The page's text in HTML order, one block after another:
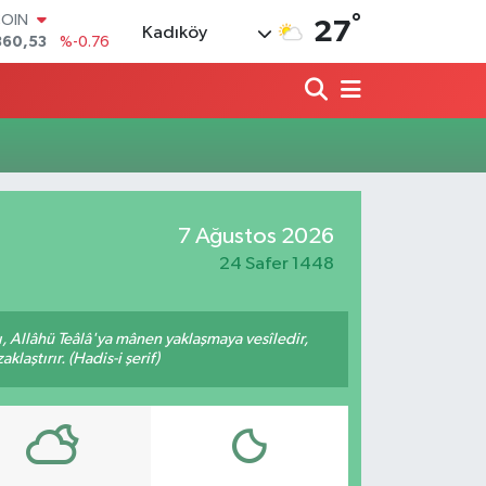
%-0.76
%0.02
ALTIN
Kadıköy 27°
7 Ağustos 2026
24 Safer 1448
Allâhü Teâlâ'ya mânen yaklaşmaya vesîledir,
(Hadis-i şerif)